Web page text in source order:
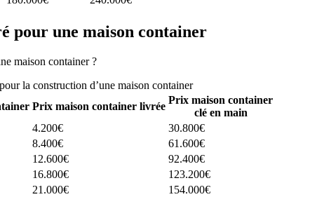
pour une maison container
maison container ?
la construction d’une maison container
Prix maison container livrée
Prix maison container
clé en main
4.200€
30.800€
8.400€
61.600€
12.600€
92.400€
16.800€
123.200€
21.000€
154.000€